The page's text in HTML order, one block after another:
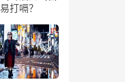
打嗝？